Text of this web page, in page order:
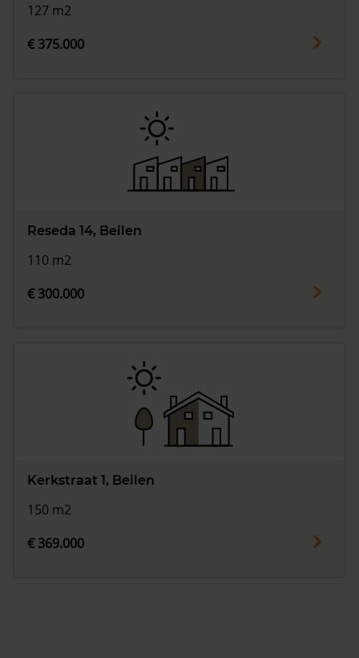
127 m2
€ 375.000
Reseda 14, Beilen
110 m2
€ 300.000
Kerkstraat 1, Beilen
150 m2
€ 369.000